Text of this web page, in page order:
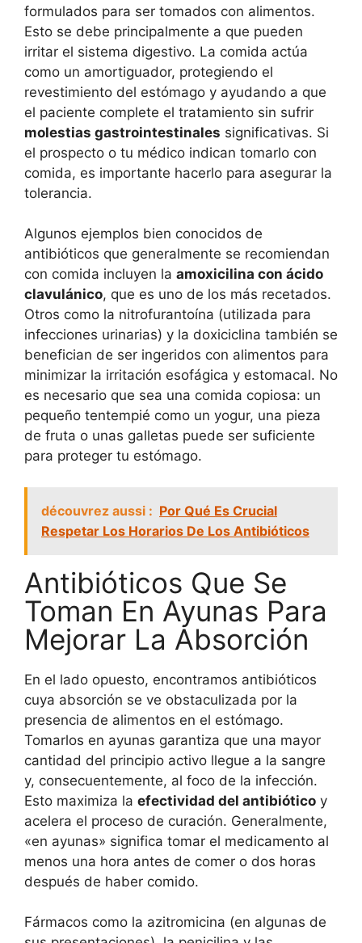
formulados para ser tomados con alimentos.
Esto se debe principalmente a que pueden
irritar el sistema digestivo. La comida actúa
como un amortiguador, protegiendo el
revestimiento del estómago y ayudando a que
el paciente complete el tratamiento sin sufrir
molestias gastrointestinales significativas. Si
el prospecto o tu médico indican tomarlo con
comida, es importante hacerlo para asegurar la
tolerancia.
Algunos ejemplos bien conocidos de
antibióticos que generalmente se recomiendan
con comida incluyen la amoxicilina con ácido
clavulánico, que es uno de los más recetados.
Otros como la nitrofurantoína (utilizada para
infecciones urinarias) y la doxiciclina también se
benefician de ser ingeridos con alimentos para
minimizar la irritación esofágica y estomacal. No
es necesario que sea una comida copiosa: un
pequeño tentempié como un yogur, una pieza
de fruta o unas galletas puede ser suficiente
para proteger tu estómago.
découvrez aussi : Por Qué Es Crucial
Respetar Los Horarios De Los Antibióticos
Antibióticos Que Se
Toman En Ayunas Para
Mejorar La Absorción
En el lado opuesto, encontramos antibióticos
cuya absorción se ve obstaculizada por la
presencia de alimentos en el estómago.
Tomarlos en ayunas garantiza que una mayor
cantidad del principio activo llegue a la sangre
y, consecuentemente, al foco de la infección.
Esto maximiza la efectividad del antibiótico y
acelera el proceso de curación. Generalmente,
«en ayunas» significa tomar el medicamento al
menos una hora antes de comer o dos horas
después de haber comido.
Fármacos como la azitromicina (en algunas de